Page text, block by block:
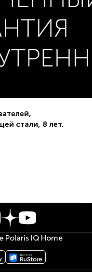
стали, 8 лет.
Polaris IQ Home